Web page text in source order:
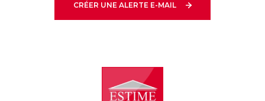
CRÉER UNE ALERTE E-MAIL